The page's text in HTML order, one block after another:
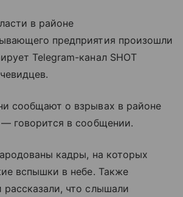
в районе
предприятия произошли
Telegram-канал SHOT
сообщают о взрывах в районе
говорится в сообщении.
кадры, на которых
вспышки в небе. Также
что слышали